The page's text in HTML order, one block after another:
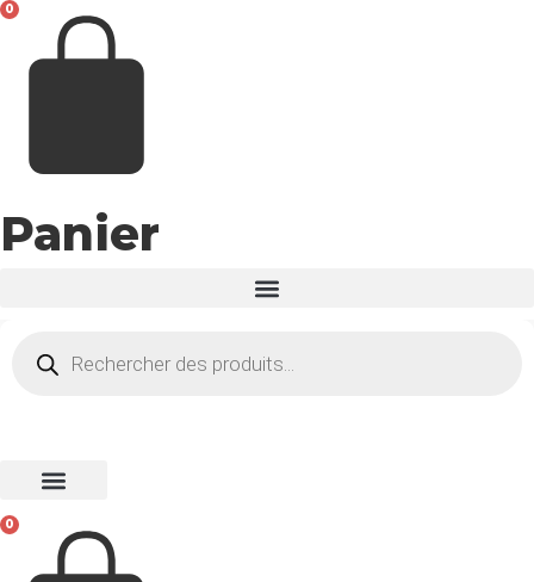
0
Panier
produits
0